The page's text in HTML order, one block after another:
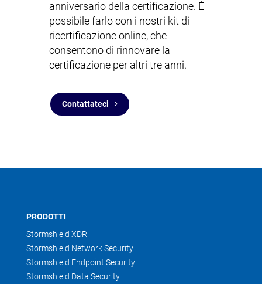
anniversario della certificazione. È
possibile farlo con i nostri kit di
ricertificazione online, che
consentono di rinnovare la
certificazione per altri tre anni.
Contattateci
PRODOTTI
Stormshield XDR
Stormshield Network Security
Stormshield Endpoint Security
Stormshield Data Security